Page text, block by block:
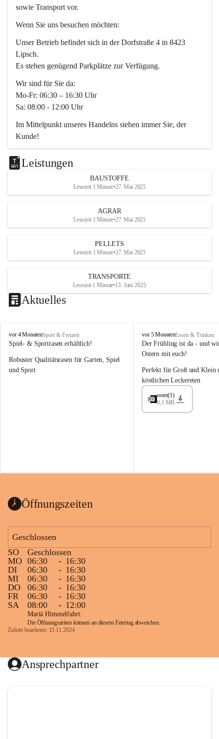
sowie Transport vor.
Wenn Sie uns besuchen möchten:
Unser Betrieb befindet sich in der Dorfstraße 4 in 8423
Lipsch.
Es stehen genügend Parkplätze zur Verfügung.
Wir sind für Sie da:
Mo-Fr: 06:30 – 16:30 Uhr
Sa: 08:00 - 12:00 Uhr
Im Mittelpunkt unseres Handelns stehen immer Sie, der
Kunde!
Das Team ist freundlich, motiviert und bestens geschult in
den Bereichen
Beratung, Lager sowie Transport. Für alle Ihre Anliegen
finden wir eine individuelle Lösung.
office@mayer-lipsch.at
Leistungen
BAUSTOFFE
Lesezeit 1 Minute•27. Mai 2025
AGRAR
Lesezeit 1 Minute•27. Mai 2025
PELLETS
Lesezeit 1 Minute•27. Mai 2025
TRANSPORTE
Lesezeit 1 Minute•13. Juni 2025
Aktuelles
M
a
e
r
vor 4 MonatenSport & Freizeit
Spiel- & Sportrasen erhältlich!
Robuster Qualitätsrasen für Garten, Spiel
und Sport
M
a
y
r
G
ü
e
vor 5 MonatenEssen & Trinken
Der Frühling ist da - und
Ostern mit euch!
Perfekt für Groß und Klein
köstlichen Leckereien
oster(1)
0,1 MB
Öffnungszeiten
Geschlossen
SO
Geschlossen
MO 06:30 - 16:30
DI
06:30 - 16:30
MI
06:30 - 16:30
DO
06:30 - 16:30
FR
06:30 - 16:30
SA
08:00 - 12:00
Mariä Himmelfahrt:
Die Öffnungszeiten können an diesem Feiertag abweichen.
Zuletzt bearbeitet: 13.11.2024
Ansprechpartner